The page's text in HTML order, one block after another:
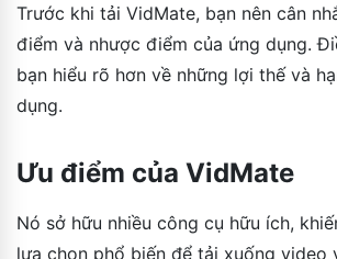
Trước khi tải VidMate, bạn nên cân
điểm và nhược điểm của ứng dụng.
bạn hiểu rõ hơn về những lợi thế và
dụng.
Ưu điểm của VidMate
Nó sở hữu nhiều công cụ hữu ích,
lựa chọn phổ biến để tải xuống video